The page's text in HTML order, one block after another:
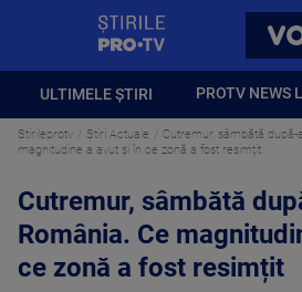
ULTIMELE ȘTIRI PROTV NEWS
Stirileprotv Știri Actuale
Cutremur, sâmbătă după-
magnitudine a avut și în ce zonă a fost resimțit
Cutremur, sâmbătă
România. Ce
ce zonă a fost resimțit